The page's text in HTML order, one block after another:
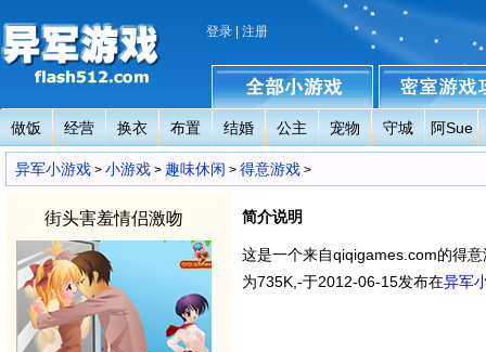
异军小游戏
登录 注册
全部小游戏 密室小游戏攻略
做饭 经营 换衣 布置 结婚 公主 宠物 守城 阿Sue
异军小游戏 > 小游戏 > 趣味休闲 > 得意游戏 >
街头害羞情侣激吻 简介说明
这是一个来自qiqigames.com的得
为735K,-于2012-06-15发布在异军